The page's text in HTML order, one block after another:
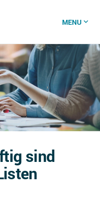
MENU
sind